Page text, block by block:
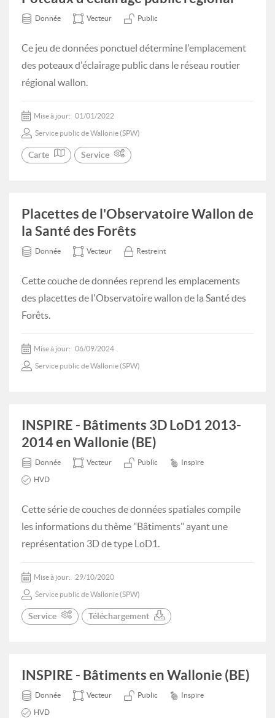
Donnée Vecteur Public
Ce jeu de données ponctuel détermine l'emplacement
des poteaux d'éclairage public dans le réseau routier
régional wallon.
Mise à jour: 01/01/2022
Service public de Wallonie (SPW)
Carte Service
Placettes de l'Observatoire Wallon de
la Santé des Forêts
Donnée Vecteur Restreint
Cette couche de données reprend les emplacements
des placettes de l'Observatoire wallon de la Santé des
Forêts.
Mise à jour: 06/09/2024
Service public de Wallonie (SPW)
INSPIRE - Bâtiments 3D LoD1 2013-
2014 en Wallonie (BE)
Donnée Vecteur Public Inspire
HVD
Cette série de couches de données spatiales compile
les informations du thème "Bâtiments" ayant une
représentation 3D de type LoD1.
Mise à jour: 29/10/2020
Service public de Wallonie (SPW)
Service Téléchargement
INSPIRE - Bâtiments en Wallonie (BE)
Donnée Vecteur Public Inspire
HVD